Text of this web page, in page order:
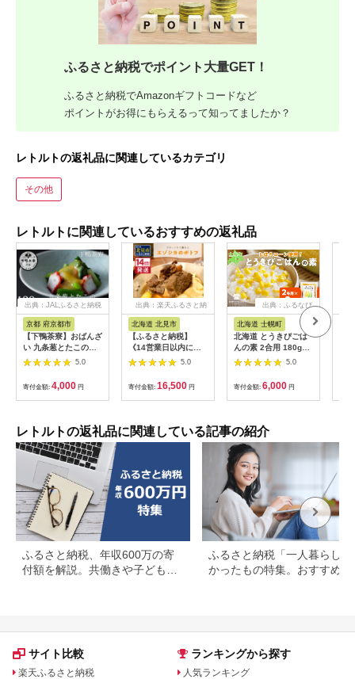
ふるさと納税でポイント大量GET！
ふるさと納税でAmazonギフトコードなど
ポイントがお得にもらえるって知ってましたか？
レトルトの返礼品に関連しているカテゴリ
その他
レトルトに関連しているおすすめの返礼品
出典：JALふるさと納税
京都 府京都市
【下鴨茶寮】おばんざ
い 九条葱とたこの酢
味噌和え [ 京都 老舗
料亭 ミシュラン 惣菜
おそうざい 人気 おす
すめ グルメ 京料理 京
懐石 ギフト プレゼン
料無料 ふるさと納税 ]
5.0
寄付金額: 4,000 円
出典：楽天ふるさと納
税
北海道 北見市
【ふるさと納税】
《14営業日以内に発
送》オホーツクで獲れ
たエゾシカのポトフ 2
人前 ( 北海道 北見市
エゾシカ ポトフ ディ
ナー エゾシカ肉 ふる
ビエ オホーツク )
5.0
寄付金額: 16,500 円
出典：ふるなび
北海道 士幌町
北海道 とうきびごは
んの素 2合用 180g×3
個 炊き込みご飯 士幌
町産とうもろこし ご
飯 トウモロコシ コー
ン とうきびご飯 ごは
んの素 ごはん 炊くだ
軽 おうちごはん お取
り寄せ 送料無料 十勝
士幌町【L40-3】
5.0
寄付金額: 6,000 円
レトルトの返礼品に関連している記事の紹介
ふるさと納税、年収600万の寄
付額を解説。共働きや子どもが
ふるさと納税「一人暮らし」
かったもの特集。おすすめ返
サイト比較
楽天ふるさと納税
ランキングから探す
人気ランキング